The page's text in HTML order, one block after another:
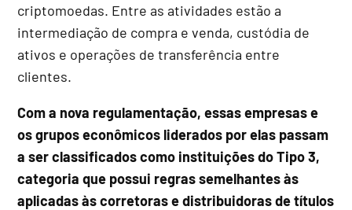
criptomoedas. Entre as atividades estão a
intermediação de compra e venda, custódia de
ativos e operações de transferência entre
clientes.
Com a nova regulamentação, essas empresas e
os grupos econômicos liderados por elas passam
a ser classificados como instituições do Tipo 3,
categoria que possui regras semelhantes às
aplicadas às corretoras e distribuidoras de títulos